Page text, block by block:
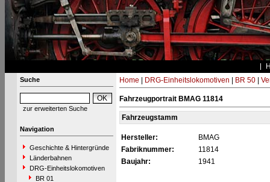
Suche
zur erweiterten Suche
Navigation
Geschichte & Hintergründe
Länderbahnen
DRG-Einheitslokomotiven
BR 01
Home DRG-Einheitslokomotiven BR 50|
Fahrzeugportrait BMAG 11814
Fahrzeugstamm
Hersteller:
BMAG
Fabriknummer:
11814
Baujahr:
1941